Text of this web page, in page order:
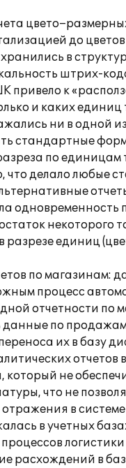
до
в
штрих-
привело к
и каких
ни в одной
стандартные
по
что делало любые
одновременность
некоторого
разрезе единиц
по
процесс
отчетности
по
их в базу
который не
что не
в
в учетных
расхождений в